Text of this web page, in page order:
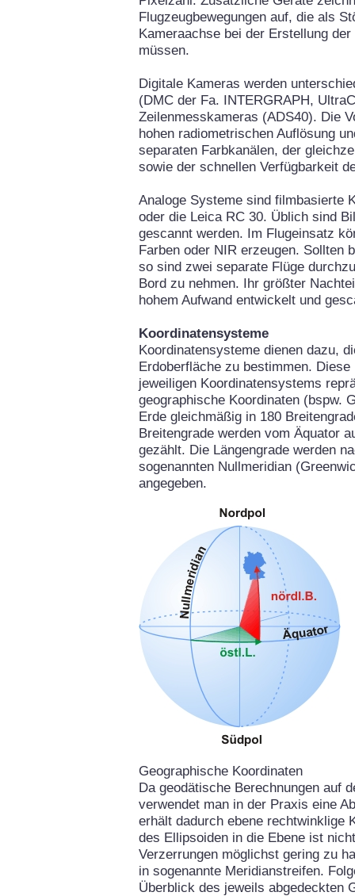
Flugzeugbewegungen auf, die als
Kameraachse bei der Erstellung
müssen.
Digitale Kameras werden
(DMC der Fa. INTERGRAPH,
Zeilenmesskameras (ADS40). Die
hohen radiometrischen Auflösung
separaten Farbkanälen, der
sowie der schnellen Verfügbarkeit
Analoge Systeme sind filmbasierte
oder die Leica RC 30. Üblich sind
gescannt werden. Im Flugeinsatz
Farben oder NIR erzeugen. Sollten
so sind zwei separate Flüge
Bord zu nehmen. Ihr größter
hohem Aufwand entwickelt und
Koordinatensysteme
Koordinatensysteme dienen dazu,
Erdoberfläche zu bestimmen.
jeweiligen Koordinatensystems
geographische Koordinaten (bspw.
Erde gleichmäßig in 180
Breitengrade werden vom Äquator
gezählt. Die Längengrade werden
sogenannten Nullmeridian
angegeben.
Geographische Koordinaten
Da geodätische Berechnungen auf
verwendet man in der Praxis eine
erhält dadurch ebene rechtwinklige
des Ellipsoiden in die Ebene ist
Verzerrungen möglichst gering zu
in sogenannte Meridianstreifen.
Überblick des jeweils abgedeckten